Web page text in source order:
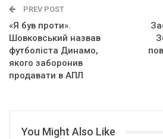
PREV POST
«Я був проти».
Шовковський назвав
футболіста Динамо,
якого заборонив
продавати в АПЛ
You Might Also Like